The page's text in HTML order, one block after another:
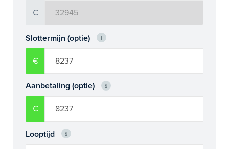
€
Slottermijn (optie)
€
Aanbetaling (optie)
€
Looptijd